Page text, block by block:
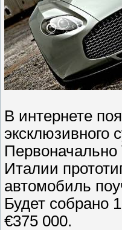
В интернете
эксклюзивного
Италии
автомобиль
Будет собрано
€375 000.